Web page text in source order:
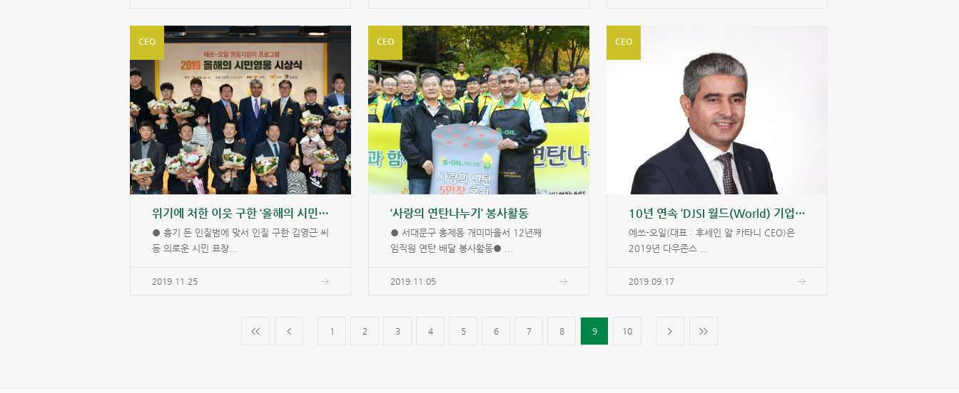
CEO
위기에 처한 이웃 구한 ‘올해의 시민영웅’
● 흉기 든 인질범에 맞서 인질 구한 김영근 씨
등 의로운 시민 표창...
2019.11.25
CEO
‘사랑의 연탄나누기’ 봉사활동
● 서대문구 홍제동 개미마을서 12년째
임직원 연탄 배달 봉사활동● ...
2019.11.05
CEO
10년 연속 ‘DJSI 월드(World) 기업’ 선정
에쓰-오일(대표 : 후세인 알 카타니 CEO)은
2019년 다우존스 ...
2019.09.17
1 2 3 4 5 6 7 8 9 10